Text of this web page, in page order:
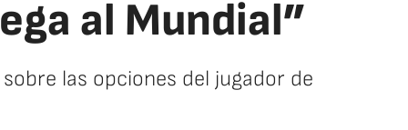
al Mundial”
las opciones del jugador de